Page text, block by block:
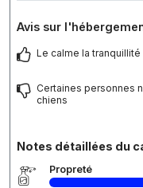
Avis sur
Le calme la tranquillité
Certaines personnes
chiens
Notes détaillées du
Propreté